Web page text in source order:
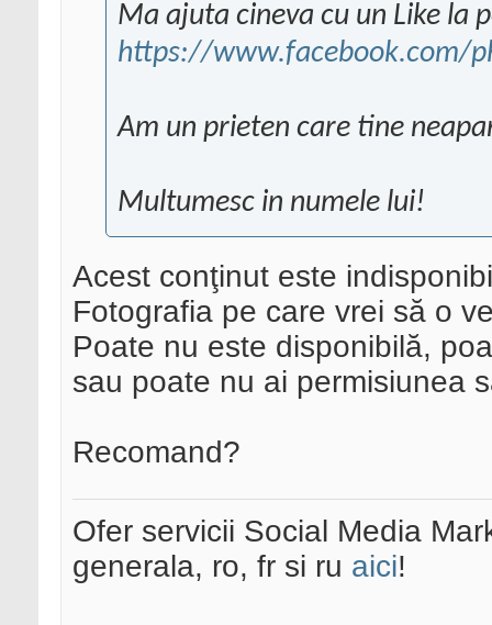
Ma ajuta cineva cu un Like la
https://www.facebook.com/
Am un prieten care tine
Multumesc in numele lui!
Acest conţinut este
Fotografia pe care vrei să o
Poate nu este disponibilă,
sau poate nu ai permisiunea
Recomand?
Ofer servicii Social Media
generala, ro, fr si ru aici!